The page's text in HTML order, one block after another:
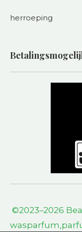
herroeping
©2023–2026